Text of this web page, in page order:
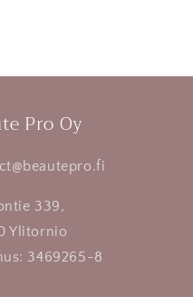
Pro Oy
339,
Ylitornio
3469265-8